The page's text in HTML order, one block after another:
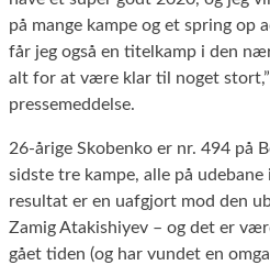
på mange kampe og et spring op
får jeg også en titelkamp i den
alt for at være klar til noget
pressemeddelse.
26-årige Skobenko er nr. 494 på
sidste tre kampe, alle på
resultat er en uafgjort mod den
Zamig Atakishiyev – og det er
gået tiden (og har vundet en